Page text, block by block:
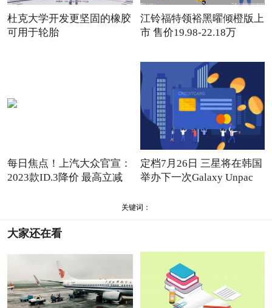
杜克大学开发更坚固的橡胶
可用于轮胎
江铃福特领裕黑曜倾橙版上
市 售价19.98-22.18万
每日焦点！上汽大众官宣：
2023款ID.3降价 最高立减
定档7月26日 三星将在韩国
举办下一次Galaxy Unpac
关键词：
大家还在看